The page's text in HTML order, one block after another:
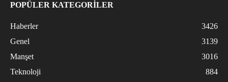
POPÜLER KATEGORİLER
Haberler
3426
Genel
3139
Manşet
3016
Teknoloji
884